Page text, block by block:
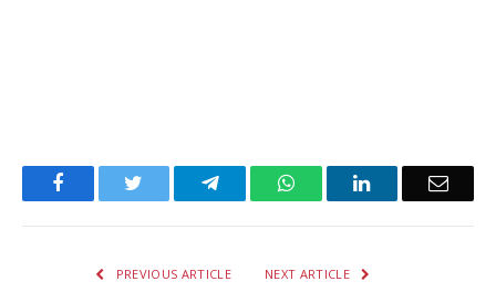
Facebook TelegramWhatsAppLinkedIn Email
PREVIOUS ARTICLE NEXT ARTICLE